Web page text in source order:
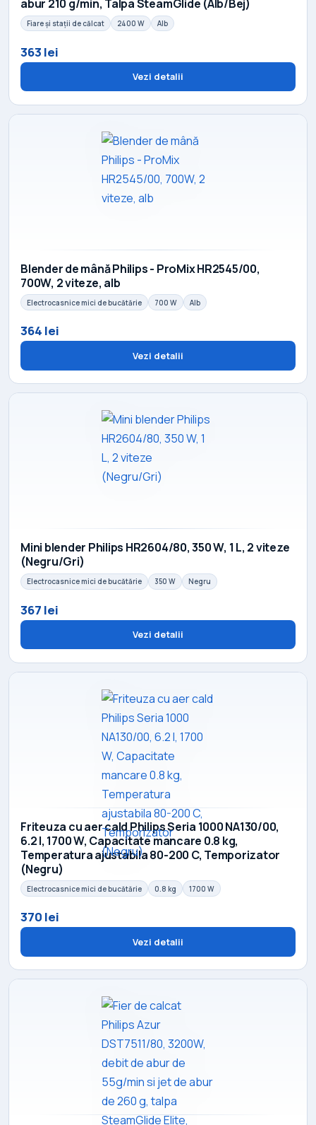
abur 210 g/min, Talpa SteamGlide (Alb/Bej)
Fiare și stații de călcat 2400 W Alb
363 lei
Vezi detalii
Blender de mână Philips - ProMix HR2545/00,
700W, 2 viteze, alb
Electrocasnice mici de bucătărie 700 W Alb
364 lei
Vezi detalii
Mini blender Philips HR2604/80, 350 W, 1 L, 2 viteze
(Negru/Gri)
Electrocasnice mici de bucătărie 350 W Negru
367 lei
Vezi detalii
Friteuza cu aer cald Philips Seria 1000 NA130/00,
6.2 l, 1700 W, Capacitate mancare 0.8 kg,
Temperatura ajustabila 80-200 C, Temporizator
(Negru)
Electrocasnice mici de bucătărie 0.8 kg 1700 W
370 lei
Vezi detalii